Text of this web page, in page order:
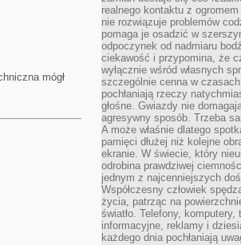
mógł
realnego kontaktu z
nie rozwiązuje problemów
pomaga je osadzić w
odpoczynek od nadmiaru
ciekawość i przypomina, że
wyłącznie wśród własnych
szczególnie cenna w
pochłaniają rzeczy
głośne. Gwiazdy nie
agresywny sposób. Trzeba
A może właśnie dlatego
pamięci dłużej niż kolejne
ekranie. W świecie, który
odrobina prawdziwej
jednym z najcenniejszych
Współczesny człowiek
życia, patrząc na
światło. Telefony, komputery,
informacyjne, reklamy i
każdego dnia pochłaniają